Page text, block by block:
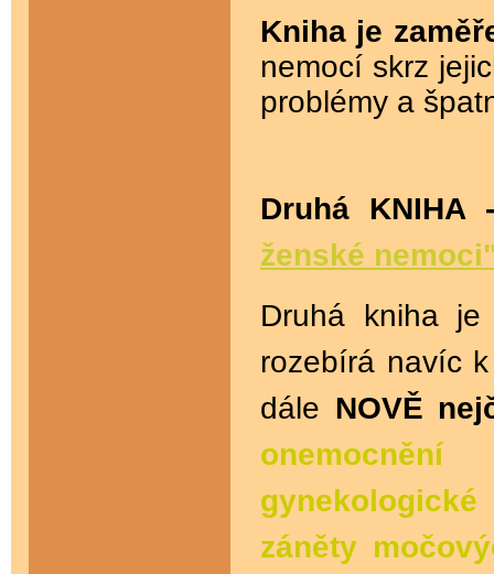
Kniha je
nemocí skrz
problémy a
Druhá
ženské
Druhá kniha
rozebírá navíc
dále NOVĚ
záněty